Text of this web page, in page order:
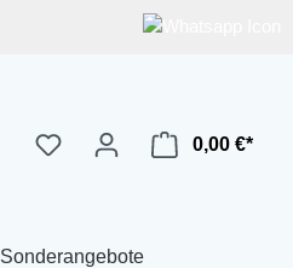
0,00 €*
Sonderangebote